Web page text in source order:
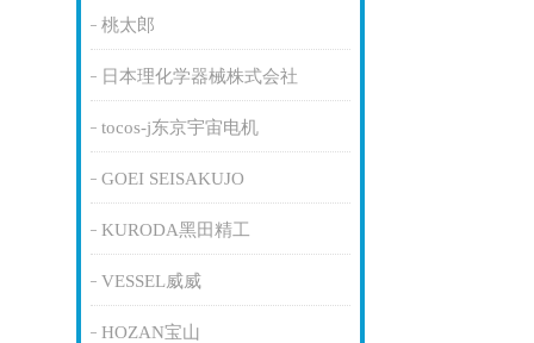
桃太郎
日本理化学器械株式会社
tocos-j东京宇宙电机
GOEI SEISAKUJO
KURODA黑田精工
VESSEL威威
HOZAN宝山